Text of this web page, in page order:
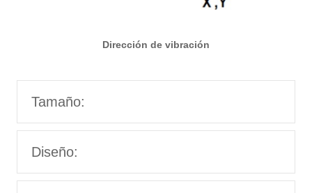
Dirección de vibración
Tamaño:
Diseño: